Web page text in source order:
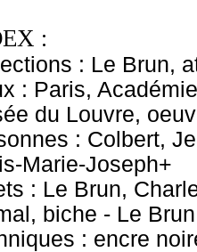
:
: Le Brun,
: Paris,
du Louvre,
: Colbert,
Marie-Joseph+
: Le Brun,
biche - Le
: encre